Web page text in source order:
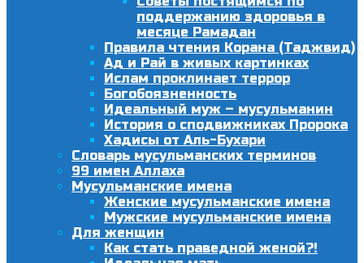
поддержанию здоровья в
месяце Рамадан
Правила чтения Корана (Таджвид)
Ад и Рай в живых картинках
Ислам проклинает террор
Богобоязненность
Идеальный муж – мусульманин
История о сподвижниках Пророка
Хадисы от Аль-Бухари
Словарь мусульманских терминов
99 имен Аллаха
Мусульманские имена
Женские мусульманские имена
Мужские мусульманские имена
Для женщин
Как стать праведной женой?!